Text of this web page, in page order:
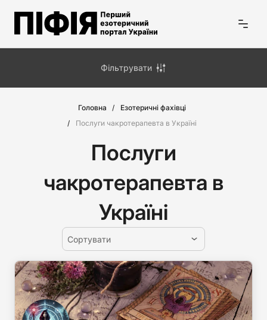
Головна
Езотеричні фахівці
Послуги чакротерапевта в Україні
Послуги
чакротерапевта в
Україні
Сортувати
Фільтрувати